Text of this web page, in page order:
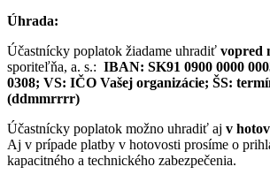
Úhrada:
Účastnícky poplatok žiadame uhradiť vopred
sporiteľňa, a. s.: IBAN: SK91 0900 0000
0308; VS: IČO Vašej organizácie; ŠS:
(ddmmrrrr)
Účastnícky poplatok možno uhradiť aj v
Aj v prípade platby v hotovosti prosíme o
kapacitného a technického zabezpečenia.